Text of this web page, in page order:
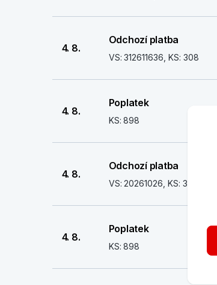
4. 8.
Odchozí platba
VS: 312611636, KS: 308
4. 8.
Poplatek
KS: 898
4. 8.
Odchozí platba
VS: 20261026, KS: 308
4. 8.
Poplatek
KS: 898